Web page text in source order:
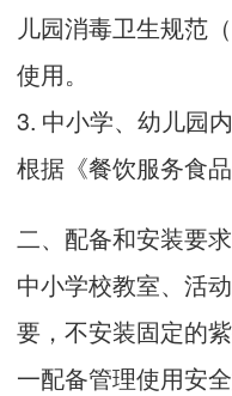
儿园消毒卫生规范
使用。
3. 中小学、幼儿园
根据《餐饮服务食
二、配备和安装要求
中小学校教室、活
要，不安装固定的
一配备管理使用安